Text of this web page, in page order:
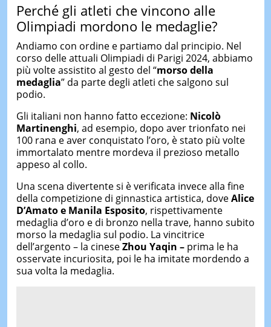
Perché gli atleti che vincono alle
Olimpiadi mordono le medaglie?
Andiamo con ordine e partiamo dal principio. Nel
corso delle attuali Olimpiadi di Parigi 2024, abbiamo
più volte assistito al gesto del “morso della
medaglia” da parte degli atleti che salgono sul
podio.
Gli italiani non hanno fatto eccezione: Nicolò
Martinenghi, ad esempio, dopo aver trionfato nei
100 rana e aver conquistato l’oro, è stato più volte
immortalato mentre mordeva il prezioso metallo
appeso al collo.
Una scena divertente si è verificata invece alla fine
della competizione di ginnastica artistica, doveAlice
D’Amato e Manila Esposito, rispettivamente
medaglia d’oro e di bronzo nella trave, hanno subito
morso la medaglia sul podio. La vincitrice
dell’argento – la cineseZhou Yaqin – prima le ha
osservate incuriosita, poi le ha imitate mordendo a
sua volta la medaglia.